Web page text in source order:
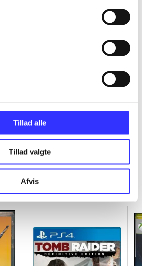
Tillad alle
Tillad valgte
Afvis